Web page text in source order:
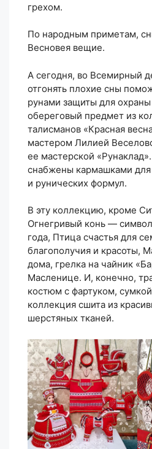
грехом.
По народным приметам,
Весновея вещие.
А сегодня, во Всемирный
отгонять плохие сны
рунами защиты для
обереговый предмет из
талисманов «Красная
мастером Лилией
ее мастерской
снабжены кармашками
и рунических формул.
В эту коллекцию, кроме
Огнегривый конь —
года, Птица счастья для
благополучия и красоты,
дома, грелка на чайник
Масленице. И, конечно,
костюм с фартуком,
коллекция сшита из
шерстяных тканей.